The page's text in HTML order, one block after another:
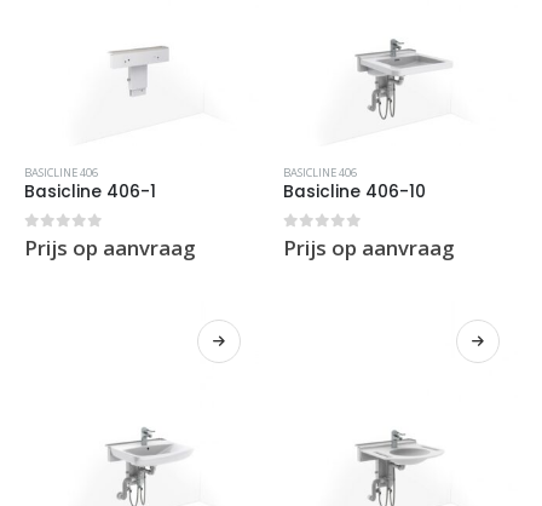
BASICLINE 406
Basicline 406-1
0out of 5
Prijs op aanvraag
BASICLINE 406
Basicline 406-10
0out of 5
Prijs op aanvraag